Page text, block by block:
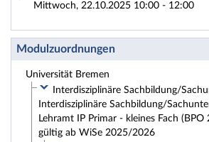
Mittwoch, 22.10.2025 10:00 - 12:00
Modulzuordnungen
Universität Bremen
Interdisziplinäre Sachbildung/
Interdisziplinäre Sachbildung/
Lehramt IP Primar - kleines Fach (BPO
gültig ab WiSe 2025/2026